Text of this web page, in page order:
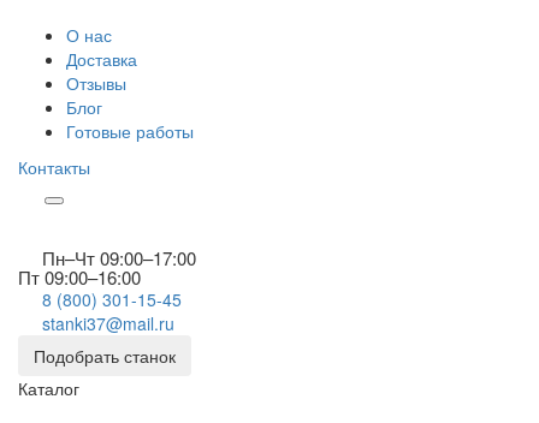
О нас
Доставка
Отзывы
Блог
Готовые работы
Контакты
Пн–Чт 09:00–17:00
Пт 09:00–16:00
8 (800) 301-15-45
stanki37@mail.ru
Подобрать станок
Каталог